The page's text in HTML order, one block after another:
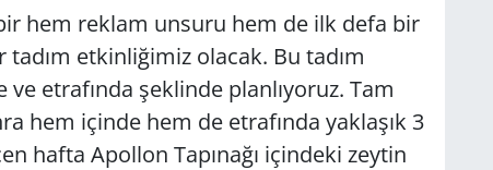
hem reklam unsuru hem de ilk defa bir
etkinliğimiz olacak. Bu tadım
ve etrafında şeklinde planlıyoruz. Tam
hem içinde hem de etrafında yaklaşık 3
hafta Apollon Tapınağı içindeki zeytin